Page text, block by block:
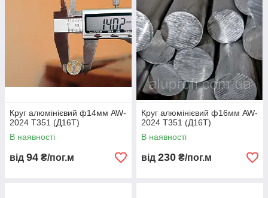
Круг алюмінієвий ф14мм AW-
2024 Т351 (Д16Т)
В наявності
від 94 ₴/пог.м
Круг алюмінієвий ф16мм AW-
2024 Т351 (Д16Т)
В наявності
від 230 ₴/пог.м